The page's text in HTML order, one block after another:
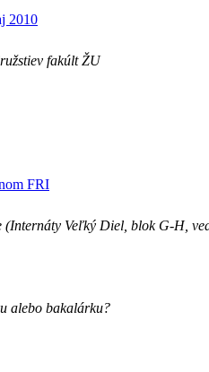
2010
fakúlt ŽU
FRI
(Internáty Veľký Diel, blok G-H,
alebo bakalárku?